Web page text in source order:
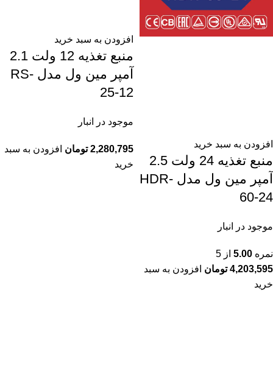
افزودن به سبد خرید
منبع تغذیه 24 ولت 2.5
آمپر مین ول مدل HDR-
60-24
موجود در انبار
نمره 5.00 از 5
4,203,595 تومان افزودن به سبد
خرید
افزودن به سبد خرید
منبع تغذیه 12 ولت 2.1
آمپر مین ول مدل RS-
25-12
موجود در انبار
2,280,795 تومان افزودن به سبد
خرید